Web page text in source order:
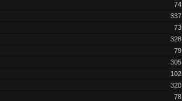
74
337
73
328
79
305
102
320
78